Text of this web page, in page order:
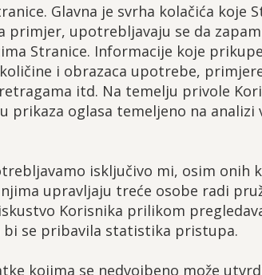
Glavna je svrha kolačića koje
primjer, upotrebljavaju se da
Stranice. Informacije koje
i obrazaca upotrebe,
itd. Na temelju privole
oglasa temeljeno na analizi
isključivo mi, osim onih
upravljaju treće osobe radi
Korisnika prilikom
se pribavila statistika pristupa.
kojima se nedvojbeno može